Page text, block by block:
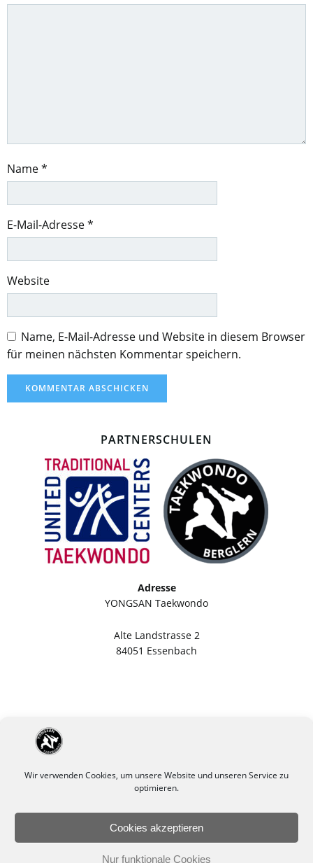
Wir verwenden Cookies, um unsere Website und unseren Service zu
optimieren.
Cookies akzeptieren
Nur funktionale Cookies
Name*
E-Mail-Adresse*
Website
Name, E-Mail-Adresse und Website in diesem Browser
für meinen nächsten Kommentar speichern.
PARTNERSCHULEN
Adresse
YONGSAN Taekwondo
Alte Landstrasse 2
84051 Essenbach
Impressum
Datenschutzerklärung